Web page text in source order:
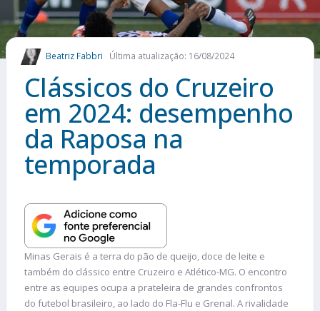
COMO APOSTAR
MAIS ESPORTES
Beatriz Fabbri Última atualização: 16/08/2024
Clássicos do Cruzeiro
em 2024: desempenho
da Raposa na
temporada
Minas Gerais é a terra do pão de queijo, doce de leite e
também do clássico entre Cruzeiro e Atlético-MG. O encontro
entre as equipes ocupa a prateleira de grandes confrontos
do futebol brasileiro, ao lado do Fla-Flu e Grenal. A rivalidade